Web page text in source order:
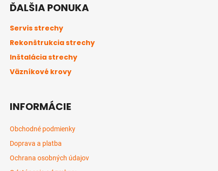
ĎALŠIA PONUKA
Servis strechy
Rekonštrukcia strechy
Inštalácia strechy
Väzníkové krovy
INFORMÁCIE
Obchodné podmienky
Doprava a platba
Ochrana osobných údajov